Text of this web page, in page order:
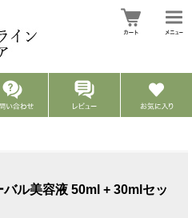
バル美容液 50ml + 30mlセッ